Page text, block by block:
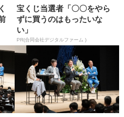
宝くじ当選者「〇〇をやら
ずに買うのはもったいな
い」
PR(合同会社デジタルファーム )